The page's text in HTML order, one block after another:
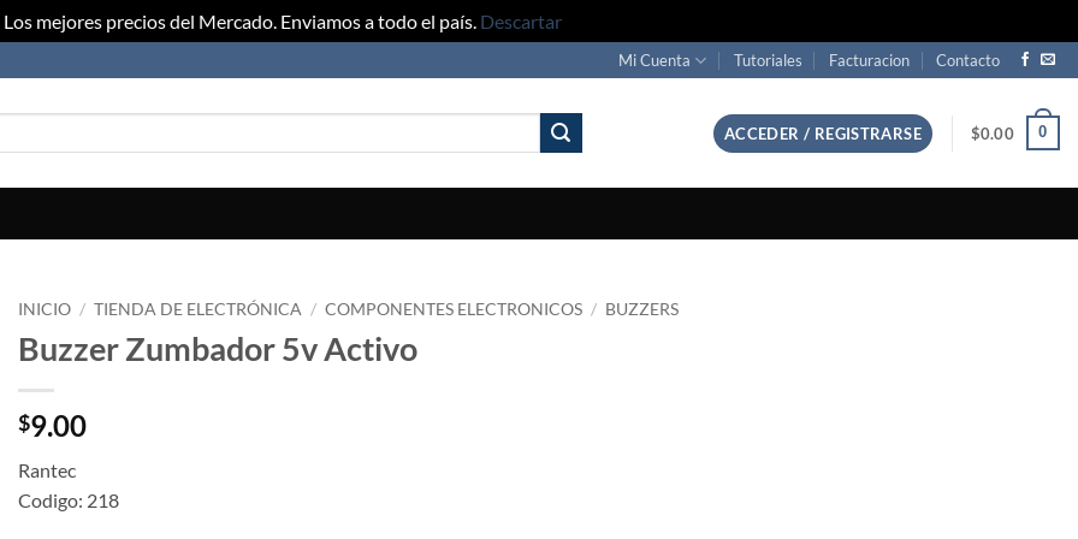
Los mejores precios del Mercado. Enviamos a todo el país. Descartar
Mi Cuenta Tutoriales Facturacion Contacto
ACCEDER / REGISTRARSE $0.00 0
INICIO / TIENDA DE ELECTRÓNICA / COMPONENTES ELECTRONICOS / BUZZERS
Buzzer Zumbador 5v Activo
$9.00
Rantec
Codigo: 218